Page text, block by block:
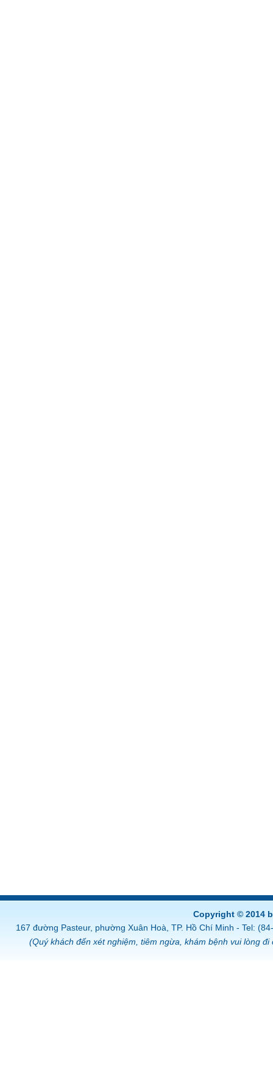
Copyright © 2014
167 đường Pasteur, phường Xuân Hoà, TP. Hồ Chí Minh - Tel:
(Quý khách đến xét nghiệm, tiêm ngừa, khám bệnh vui lòng